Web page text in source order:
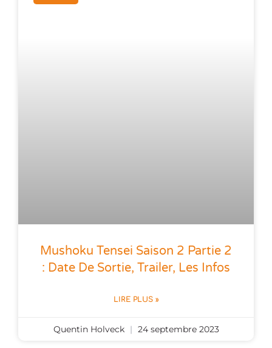
Mushoku Tensei Saison 2 Partie 2
: Date De Sortie, Trailer, Les Infos
LIRE PLUS »
Quentin Holveck 24 septembre 2023